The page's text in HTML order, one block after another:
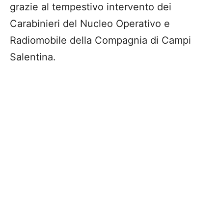
grazie al tempestivo intervento dei
Carabinieri del Nucleo Operativo e
Radiomobile della Compagnia di Campi
Salentina.